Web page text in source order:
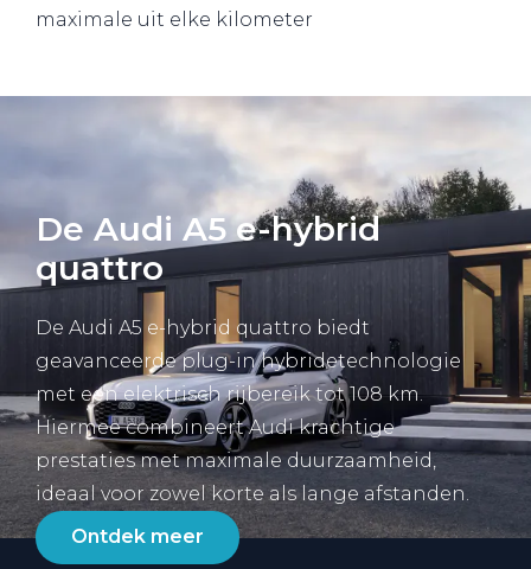
maximale uit elke kilometer
De Audi A5 e-hybrid
quattro
De Audi A5 e-hybrid quattro biedt
geavanceerde plug-in hybridetechnologie
met een elektrisch rijbereik tot 108 km.
Hiermee combineert Audi krachtige
prestaties met maximale duurzaamheid,
ideaal voor zowel korte als lange afstanden.
Ontdek meer